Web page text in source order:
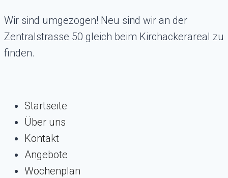
Wir sind umgezogen! Neu sind wir an der
Zentralstrasse 50 gleich beim Kirchackerareal zu
finden.
Startseite
Über uns
Kontakt
Angebote
Wochenplan